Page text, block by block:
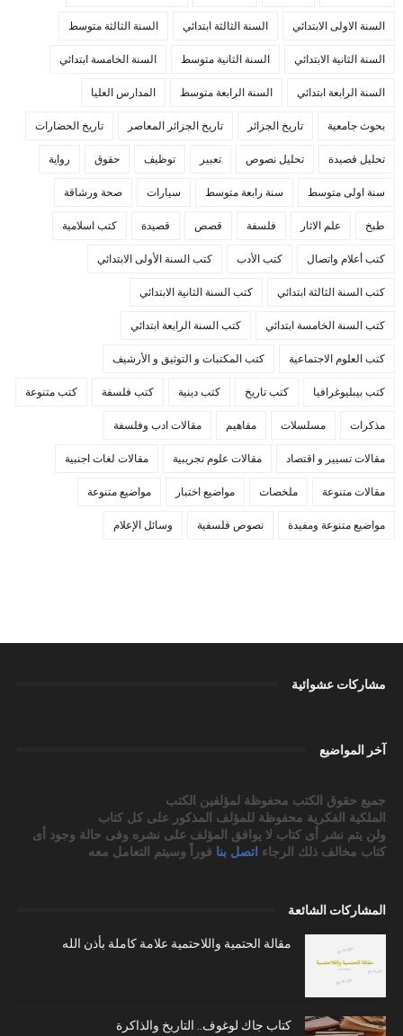
السنة الاولى الابتدائي السنة الثالثة ابتدائي السنة الثالثة متوسط
السنة الثانية الابتدائي السنة الثانية متوسط السنة الخامسة ابتدائي
السنة الرابعة ابتدائي السنة الرابعة متوسط المدارس العليا
بحوث جامعية تاريخ الجزائر تاريخ الجزائر المعاصر تاريخ الحضارات
تحليل قصيدة تحليل نصوص تعبير توظيف حقوق رواية
سنة اولى متوسط سنة رابعة متوسط سيارات صحة ورشاقة
طبخ علم الاثار فلسفة قصص قصيدة كتب اسلامية
كتب أعلام واتصال كتب الأدب كتب السنة الأولى الابتدائي
كتب السنة الثالثة ابتدائي كتب السنة الثانية الابتدائي
كتب السنة الخامسة ابتدائي كتب السنة الرابعة ابتدائي
كتب العلوم الاجتماعية كتب المكتبات و التوثيق و الأرشيف
كتب بيبليوغرافيا كتب تاريخ كتب دينية كتب فلسفة كتب متنوعة
مذكرات مسلسلات مفاهيم مقالات ادب وفلسفة
مقالات تسيير و اقتصاد مقالات علوم تجريبية مقالات لغات اجنبية
مقالات متنوعة ملخصات مواضيع اختبار مواضيع متنوعة
مواضيع متنوعة ومفيدة نصوص فلسفية وسائل الإعلام
مشاركات عشوائية
آخر المواضيع
جميع حقوق الكتب محفوظة لمؤلفين الكتب
الملكية الفكرية محفوظة للمؤلف المذكور على كل كتاب
ولن يتم نشر أى كتاب لا يوافق المؤلف على نشره وفى حالة وجود أى
كتاب مخالف ذلك الرجاء اتصل بنا فوراً وسيتم التعامل معه
المشاركات الشائعة
مقالة الحتمية واللاحتمية علامة كاملة بأذن الله
كتاب جاك لوغوف.. التاريخ والذاكرة